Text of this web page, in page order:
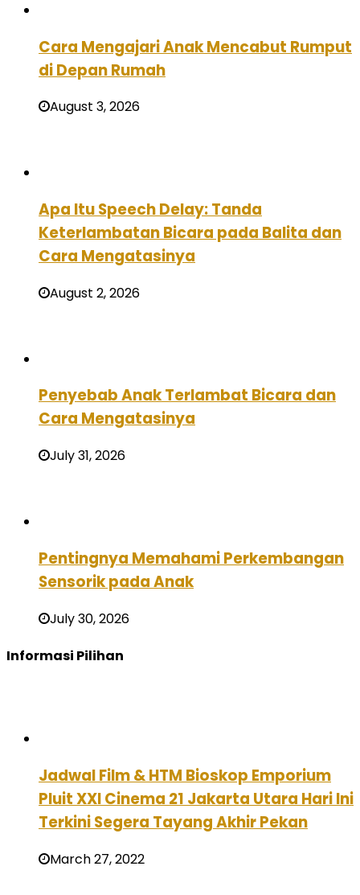
Cara Mengajari Anak Mencabut Rumput
di Depan Rumah
August 3, 2026
Apa Itu Speech Delay: Tanda
Keterlambatan Bicara pada Balita dan
Cara Mengatasinya
August 2, 2026
Penyebab Anak Terlambat Bicara dan
Cara Mengatasinya
July 31, 2026
Pentingnya Memahami Perkembangan
Sensorik pada Anak
July 30, 2026
Informasi Pilihan
Jadwal Film & HTM Bioskop Emporium
Pluit XXI Cinema 21 Jakarta Utara Hari Ini
Terkini Segera Tayang Akhir Pekan
March 27, 2022